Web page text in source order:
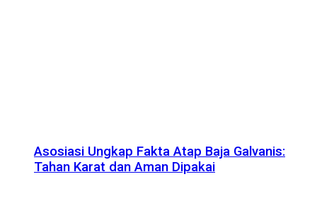
Asosiasi Ungkap Fakta Atap Baja Galvanis:
Tahan Karat dan Aman Dipakai